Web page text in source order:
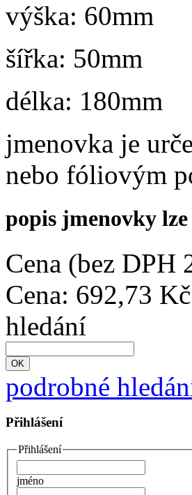
výška: 60mm
šířka: 50mm
délka: 180mm
jmenovka je
nebo fóliovým
popis jmenovky
Cena (bez DPH
Cena: 692,73 Kč
hledání
podrobné
Přihlášení
Přihlášení
jméno